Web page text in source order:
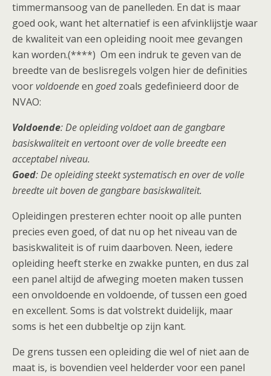
timmermansoog van de panelleden. En dat is maar
goed ook, want het alternatief is een afvinklijstje waar
de kwaliteit van een opleiding nooit mee gevangen
kan worden.(****) Om een indruk te geven van de
breedte van de beslisregels volgen hier de definities
voorvoldoendeen goedzoals gedefinieerd door de
NVAO:
Voldoende: De opleiding voldoet aan de gangbare
basiskwaliteit en vertoont over de volle breedte een
acceptabel niveau.
Goed: De opleiding steekt systematisch en over de volle
breedte uit boven de gangbare basiskwaliteit.
Opleidingen presteren echter nooit op alle punten
precies even goed, of dat nu op het niveau van de
basiskwaliteit is of ruim daarboven. Neen, iedere
opleiding heeft sterke en zwakke punten, en dus zal
een panel altijd de afweging moeten maken tussen
een onvoldoende en voldoende, of tussen een goed
en excellent. Soms is dat volstrekt duidelijk, maar
soms is het een dubbeltje op zijn kant.
De grens tussen een opleiding die wel of niet aan de
maat is, is bovendien veel helderder voor een panel